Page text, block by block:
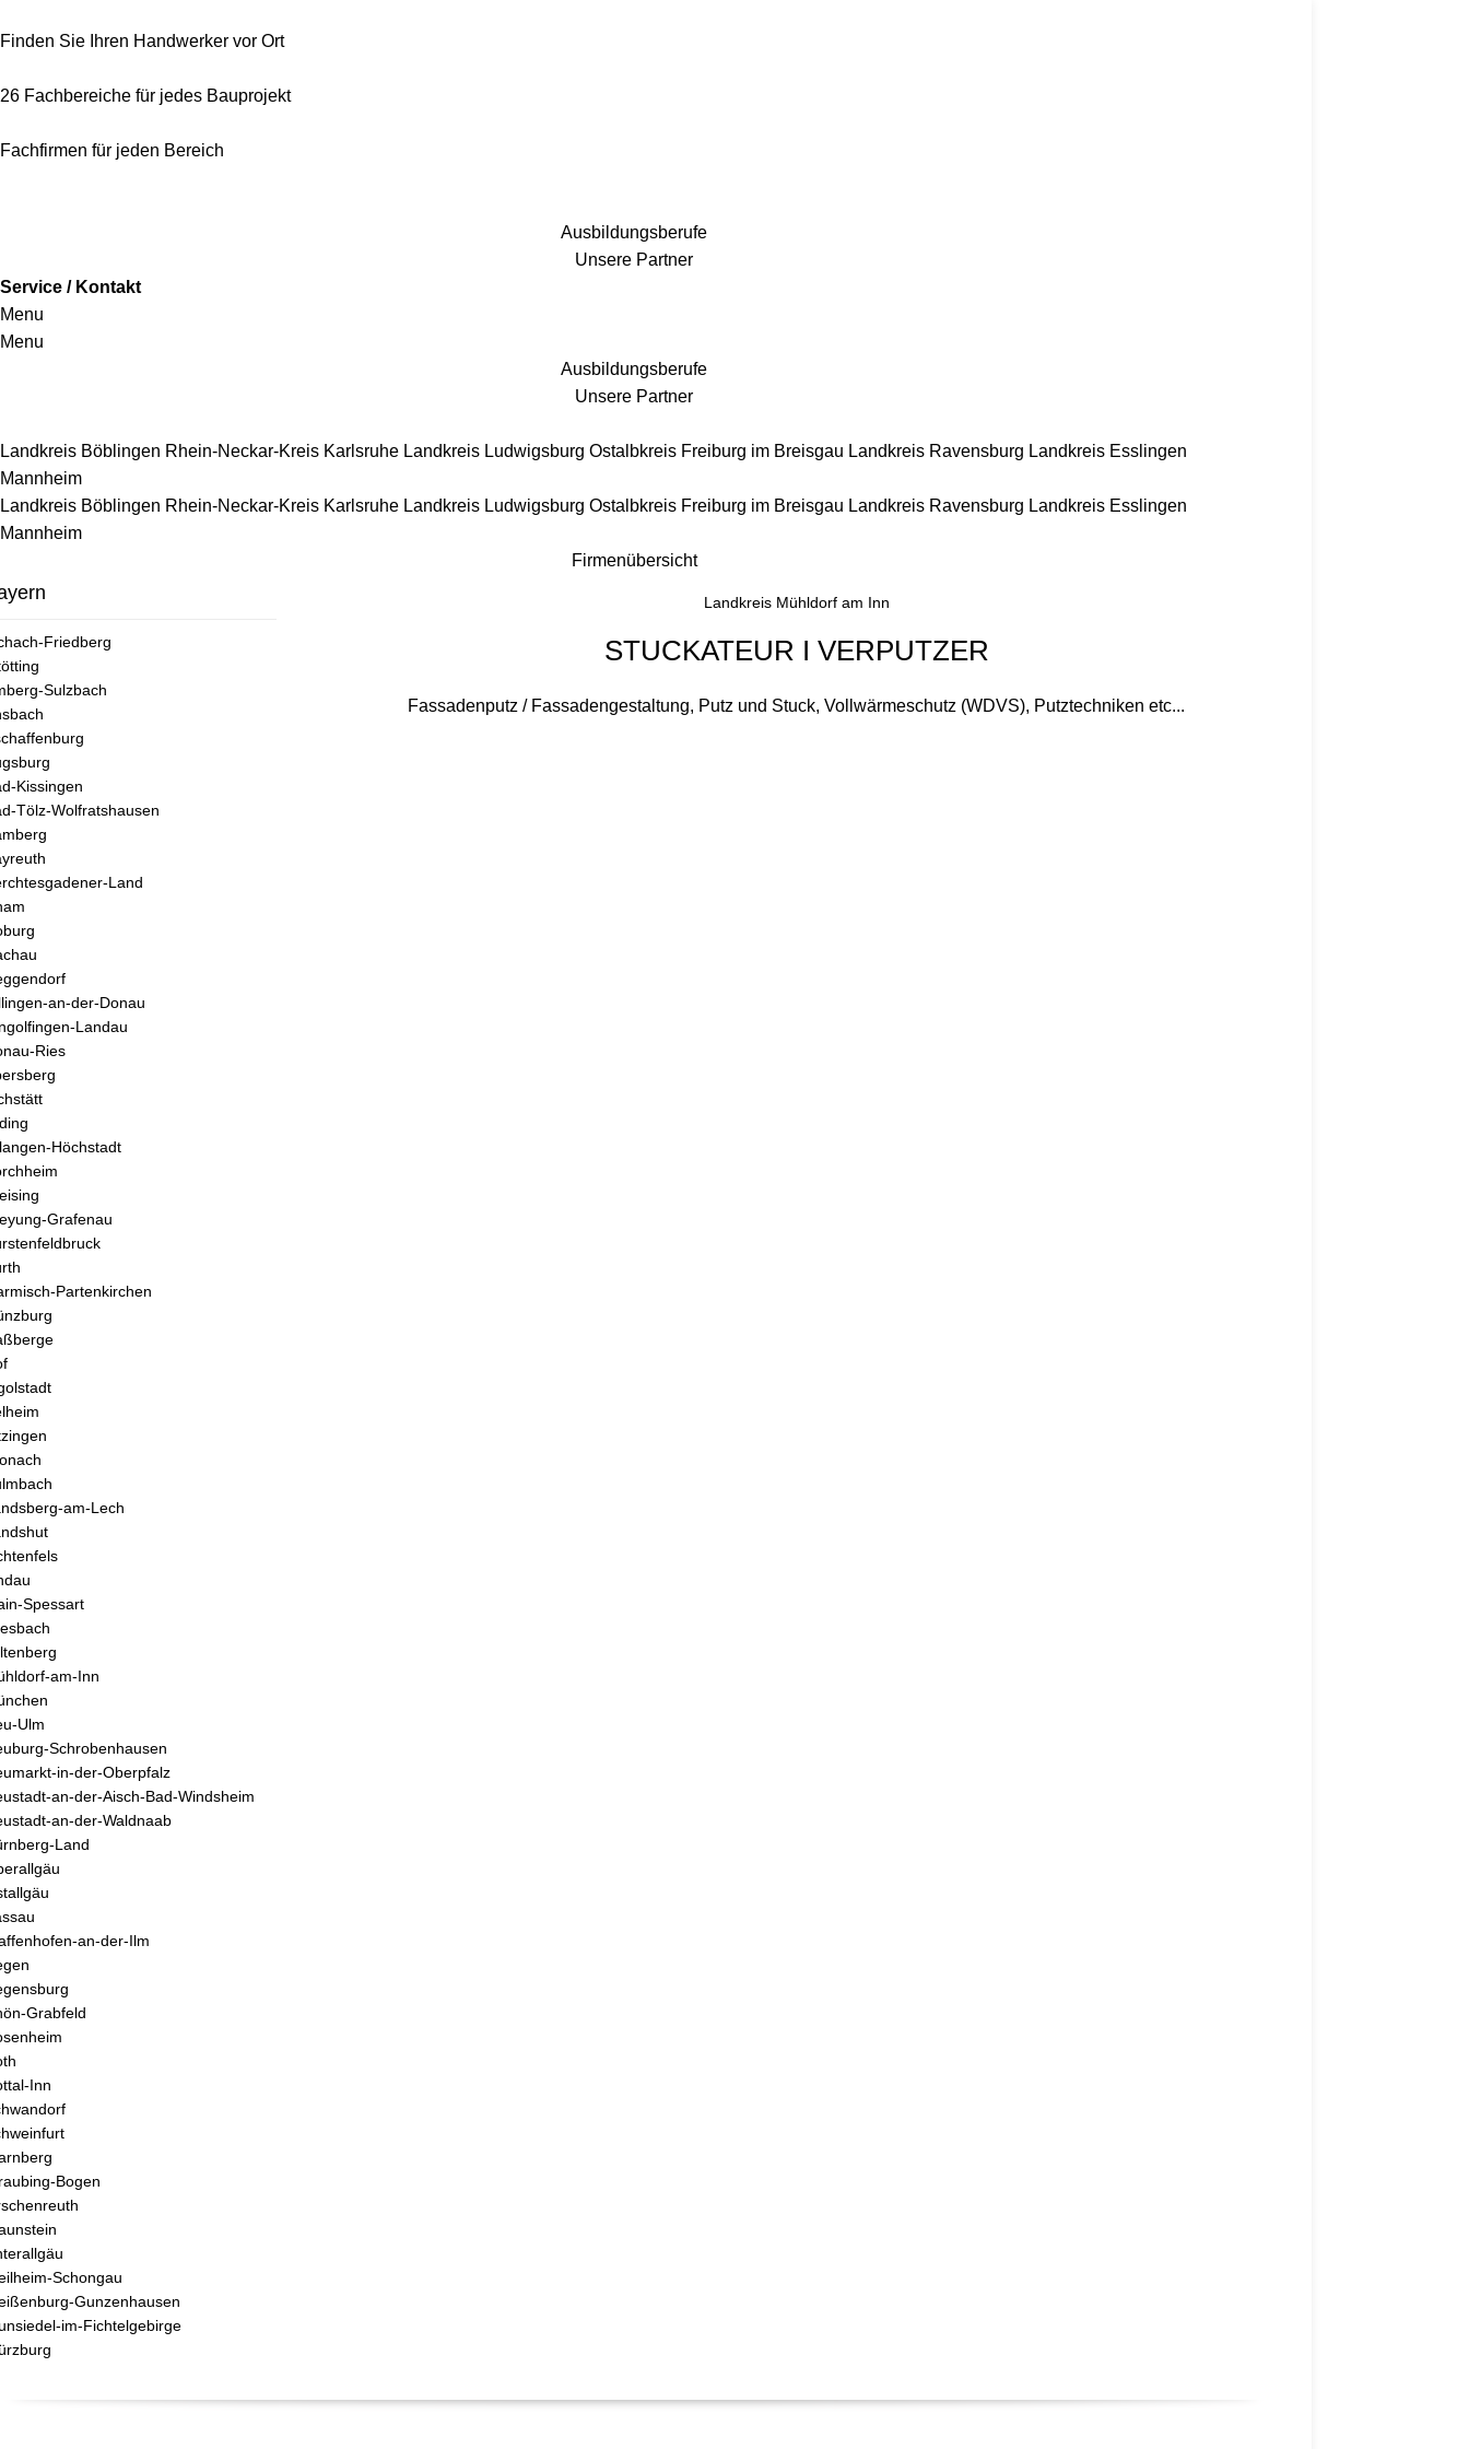
Finden Sie Ihren Handwerker vor Ort
26 Fachbereiche für jedes Bauprojekt
Fachfirmen für jeden Bereich
Ausbildungsberufe
Unsere Partner
Service / Kontakt
Menu
Menu
Ausbildungsberufe
Unsere Partner
Landkreis Böblingen Rhein-Neckar-Kreis Karlsruhe Landkreis Ludwigsburg Ostalbkreis Freiburg im Breisgau Landkreis Ravensburg Landkreis Esslingen
Mannheim
Landkreis Böblingen Rhein-Neckar-Kreis Karlsruhe Landkreis Ludwigsburg Ostalbkreis Freiburg im Breisgau Landkreis Ravensburg Landkreis Esslingen
Mannheim
Firmenübersicht
Friedberg
Sulzbach
Kissingen
Tölz-Wolfratshausen
Land
an-der-Donau
Landau
Ries
Höchstadt
Grafenau
Partenkirchen
am-Lech
Spessart
am-Inn
Ulm
Schrobenhausen
in-der-Oberpfalz
an-der-Aisch-Bad-Windsheim
an-der-Waldnaab
Land
an-der-Ilm
Grabfeld
Inn
Bogen
Schongau
Gunzenhausen
im-Fichtelgebirge
Landkreis Mühldorf am Inn
STUCKATEUR I VERPUTZER
Fassadenputz / Fassadengestaltung, Putz und Stuck, Vollwärmeschutz (WDVS), Putztechniken etc...